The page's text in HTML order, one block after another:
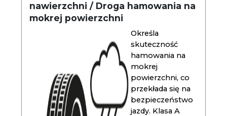
nawierzchni / Droga hamowania na
mokrej powierzchni
Określa
skuteczność
hamowania na
mokrej
powierzchni, co
przekłada się na
bezpieczeństwo
jazdy. Klasa A